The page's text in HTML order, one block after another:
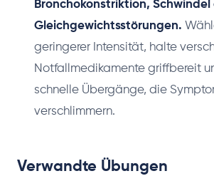
Bronchokonstriktion, Schwindel
Gleichgewichtsstörungen.
geringerer Intensität, halte
Notfallmedikamente griffbereit
schnelle Übergänge, die
verschlimmern.
Verwandte Übungen